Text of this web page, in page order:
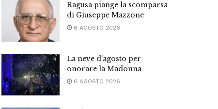
Ragusa piange la scomparsa
di Giuseppe Mazzone
6 AGOSTO 2026
La neve d’agosto per
onorare la Madonna
6 AGOSTO 2026